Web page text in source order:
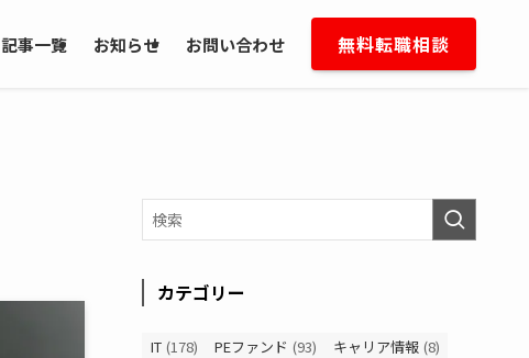
記事一覧 お知らせ お問い合わせ 無料転職相談
カテゴリー
IT (178) PEファンド (93) キャリア情報 (8)